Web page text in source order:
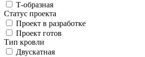
Т-образная
Статус проекта
Проект в разработке
Проект готов
Тип кровли
Двускатная